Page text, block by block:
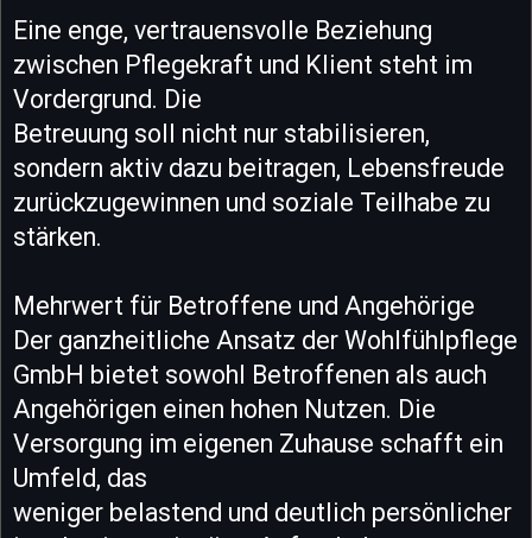
Eine enge, vertrauensvolle Beziehung
zwischen Pflegekraft und Klient steht im
Vordergrund. Die
Betreuung soll nicht nur stabilisieren,
sondern aktiv dazu beitragen, Lebensfreude
zurückzugewinnen und soziale Teilhabe zu
stärken.
Mehrwert für Betroffene und Angehörige
Der ganzheitliche Ansatz der Wohlfühlpflege
GmbH bietet sowohl Betroffenen als auch
Angehörigen einen hohen Nutzen. Die
Versorgung im eigenen Zuhause schafft ein
Umfeld, das
weniger belastend und deutlich persönlicher